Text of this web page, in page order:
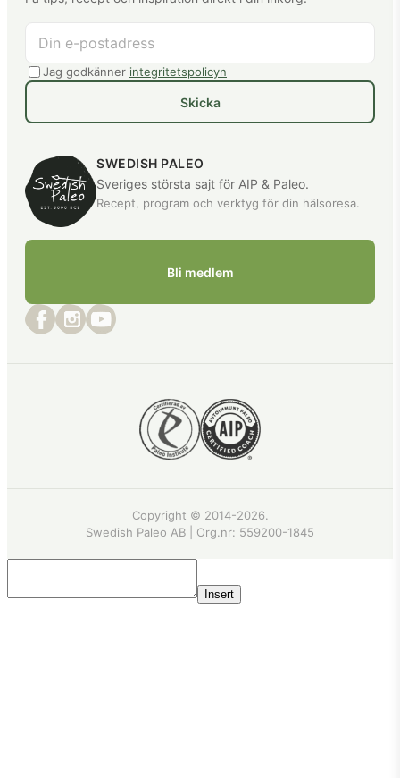
SWEDISH PALEO
Sveriges största sajt för AIP & Paleo.
Recept, program och verktyg för din hälsoresa.
Bli medlem
Jag godkänner integritetspolicyn
Skicka
Copyright © 2014-2026.
Swedish Paleo AB | Org.nr: 559200-1845
Insert